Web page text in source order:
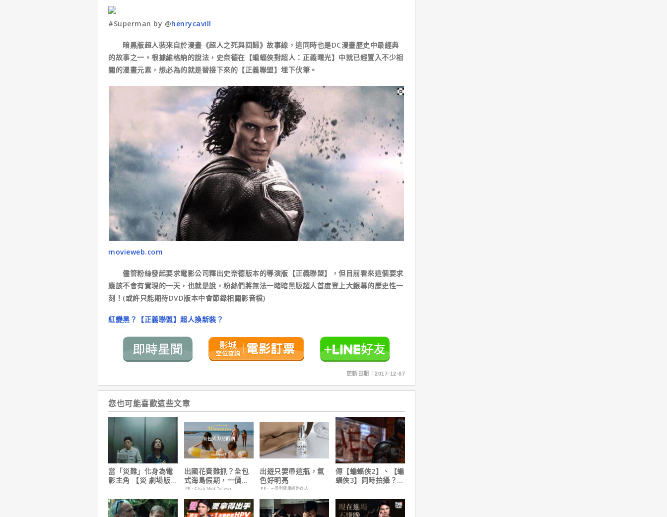
#Superman by @henrycavill
暗黑版超人裝來自於漫畫《超人之死與回歸》故事線，這同時也是DC漫畫歷史中最經典
的故事之一。根據維格納的說法，史奈德在【蝙蝠俠對超人：正義曙光】中就已經置入不少相
關的漫畫元素，想必為的就是替接下來的【正義聯盟】埋下伏筆。
movieweb.com
儘管粉絲發起要求電影公司釋出史奈德版本的導演版【正義聯盟】，但目前看來這個要求
應該不會有實現的一天，也就是說，粉絲們將無法一睹暗黑版超人首度登上大銀幕的歷史性一
刻！(或許只能期待DVD版本中會節錄相關影音檔)
紅變黑？【正義聯盟】超人換新裝？
更新日期：2017-12-07
您也可能喜歡這些文章
當「災難」化身為電
影主角 【災 劇場版】
出國花費難抓？全包
式海島假期，一價搞
定食宿玩樂，省錢更
省心！
PR・Club Med Taiwan
出遊只要帶這瓶，氣
色好明亮
PR・三得利健康網路商店
傳【蝙蝠俠2】、【蝙
蝠俠3】同時拍攝？詹